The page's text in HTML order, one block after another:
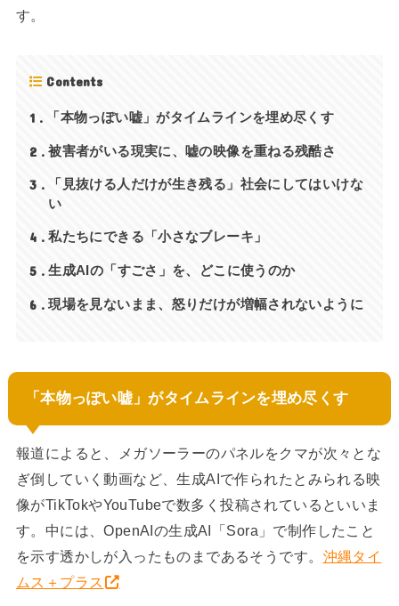
す。
Contents
1 「本物っぽい嘘」がタイムラインを埋め尽くす
2 被害者がいる現実に、嘘の映像を重ねる残酷さ
3
「見抜ける人だけが生き残る」社会にしてはいけな
い
4 私たちにできる「小さなブレーキ」
5 生成AIの「すごさ」を、どこに使うのか
6 現場を見ないまま、怒りだけが増幅されないように
「本物っぽい嘘」がタイムラインを埋め尽くす
報道によると、メガソーラーのパネルをクマが次々とな
ぎ倒していく動画など、生成AIで作られたとみられる映
像がTikTokやYouTubeで数多く投稿されているといいま
す。中には、OpenAIの生成AI「Sora」で制作したこと
を示す透かしが入ったものまであるそうです。 沖縄タイ
ムス＋プラス